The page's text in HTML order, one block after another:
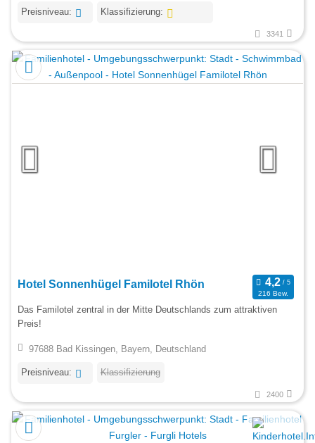
Preisniveau: Klassifizierung:
3341
Hotel Sonnenhügel Familotel Rhön
216 Bew.
Das Familotel zentral in der Mitte Deutschlands zum attraktiven
Preis!
97688 Bad Kissingen, Bayern, Deutschland
Preisniveau: Klassifizierung
2400